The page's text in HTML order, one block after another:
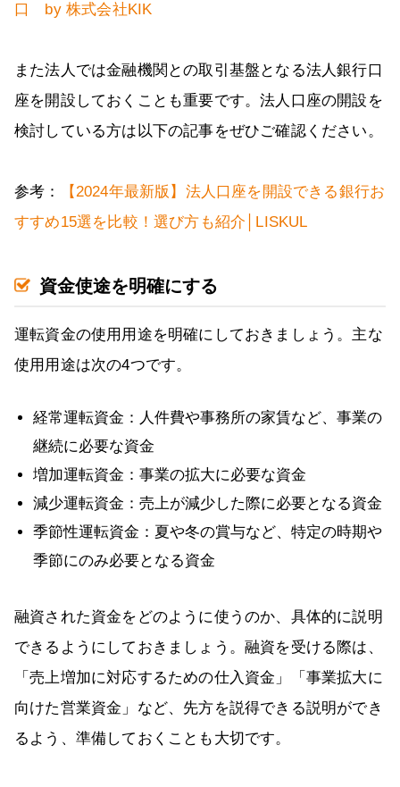
口 by 株式会社KIK
また法人では金融機関との取引基盤となる法人銀行口
座を開設しておくことも重要です。法人口座の開設を
検討している方は以下の記事をぜひご確認ください。
参考：
【2024年最新版】法人口座を開設できる銀行お
すすめ15選を比較！選び方も紹介│LISKUL
資金使途を明確にする
運転資金の使用用途を明確にしておきましょう。主な
使用用途は次の4つです。
経常運転資金：人件費や事務所の家賃など、事業の
継続に必要な資金
増加運転資金：事業の拡大に必要な資金
減少運転資金：売上が減少した際に必要となる資金
季節性運転資金：夏や冬の賞与など、特定の時期や
季節にのみ必要となる資金
融資された資金をどのように使うのか、具体的に説明
できるようにしておきましょう。融資を受ける際は、
「売上増加に対応するための仕入資金」「事業拡大に
向けた営業資金」など、先方を説得できる説明ができ
るよう、準備しておくことも大切です。